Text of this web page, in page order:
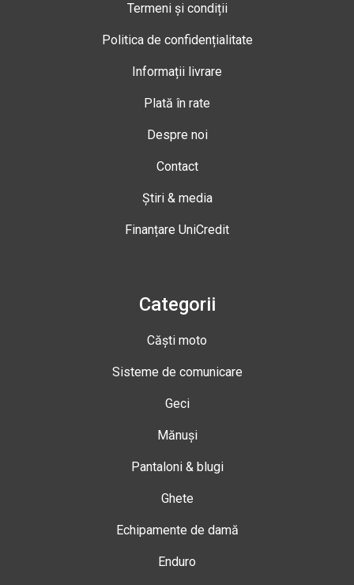
Termeni și condiții
Politica de confidențialitate
Informații livrare
Plată în rate
Despre noi
Contact
Știri & media
Finanțare UniCredit
Categorii
Căști moto
Sisteme de comunicare
Geci
Mănuși
Pantaloni & blugi
Ghete
Echipamente de damă
Enduro